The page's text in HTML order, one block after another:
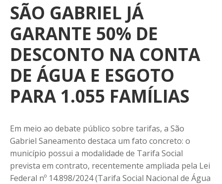
SÃO GABRIEL JÁ
GARANTE 50% DE
DESCONTO NA CONTA
DE ÁGUA E ESGOTO
PARA 1.055 FAMÍLIAS
Em meio ao debate público sobre tarifas, a São
Gabriel Saneamento destaca um fato concreto: o
município possui a modalidade de Tarifa Social
prevista em contrato, recentemente ampliada pela Lei
Federal nº 14.898/2024 (Tarifa Social Nacional de Água